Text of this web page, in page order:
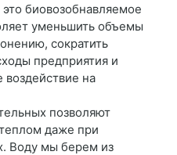
биовозобнавляемое
уменьшить объемы
сократить
предприятия и
воздействие на
позволяют
даже при
Воду мы берем из